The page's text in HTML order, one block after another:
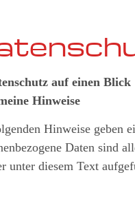
auf einen Blick
Hinweise
Hinweise geben
Daten sind
unter diesem Text